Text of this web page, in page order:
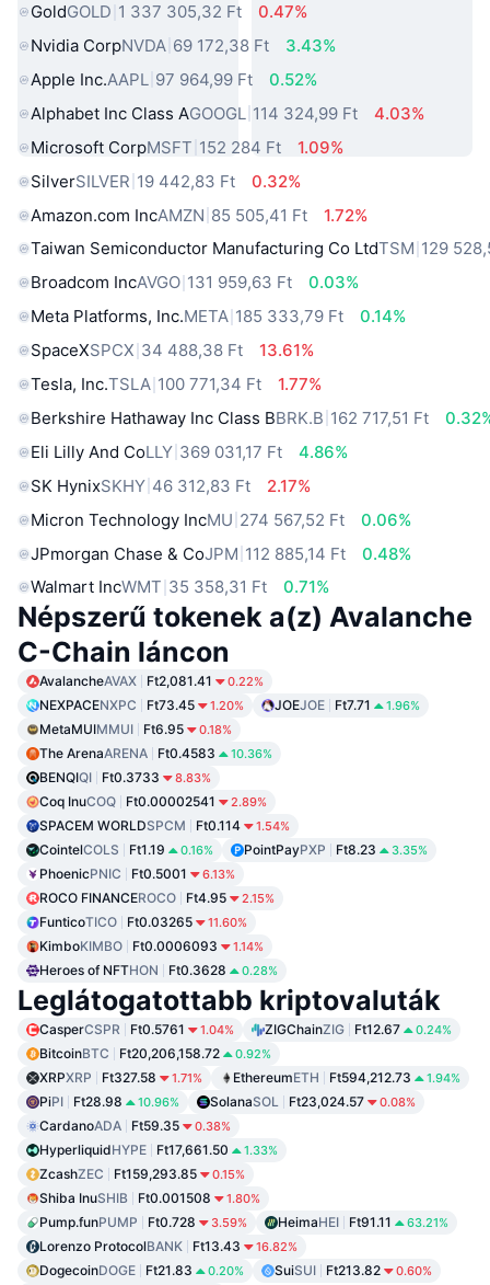
GoldGOLD 1 337 305,32 Ft
0.47%
Nvidia CorpNVDA 69 172,38 Ft
3.43%
Apple Inc.AAPL 97 964,99 Ft
0.52%
Alphabet Inc Class AGOOGL 114 324,99 Ft
4.03%
Microsoft CorpMSFT 152 284 Ft
1.09%
SilverSILVER 19 442,83 Ft
0.32%
Amazon.com IncAMZN 85 505,41 Ft
1.72%
Taiwan Semiconductor Manufacturing Co LtdTSM 129
Broadcom IncAVGO 131 959,63 Ft
0.03%
Meta Platforms, Inc.META 185 333,79 Ft
0.14%
SpaceXSPCX 34 488,38 Ft
13.61%
Tesla, Inc.TSLA 100 771,34 Ft
1.77%
Berkshire Hathaway Inc Class BBRK.B 162 717,51 Ft
Eli Lilly And CoLLY 369 031,17 Ft
4.86%
SK HynixSKHY 46 312,83 Ft
2.17%
Micron Technology IncMU 274 567,52 Ft
0.06%
JPmorgan Chase & CoJPM 112 885,14 Ft
0.48%
Walmart IncWMT 35 358,31 Ft 0.71%
Népszerű tokenek a(z) Avalanche
C-Chain láncon
AvalancheAVAX Ft2,081.41 0.22%
NEXPACENXPC Ft73.45 1.20% JOEJOE Ft7.71 1.96%
MetaMUIMMUI Ft6.95 0.18%
The ArenaARENA Ft0.4583 10.36%
BENQIQI Ft0.3733 8.83%
Coq InuCOQ Ft0.00002541 2.89%
SPACEM WORLDSPCM Ft0.114 1.54%
CointelCOLS Ft1.19 0.16% PointPayPXP Ft8.23 3.35%
PhoenicPNIC Ft0.5001 6.13%
ROCO FINANCEROCO Ft4.95 2.15%
FunticoTICO Ft0.03265 11.60%
KimboKIMBO Ft0.0006093 1.14%
Heroes of NFTHON Ft0.3628 0.28%
Leglátogatottabb kriptovaluták
CasperCSPR Ft0.5761 1.04% ZIGChainZIG Ft12.67 0.24%
BitcoinBTC Ft20,206,158.72 0.92%
XRPXRP Ft327.58 1.71% EthereumETH Ft594,212.73 1.94%
PiPI Ft28.98 10.96% SolanaSOL Ft23,024.57 0.08%
CardanoADA Ft59.35 0.38%
HyperliquidHYPE Ft17,661.50 1.33%
ZcashZEC Ft159,293.85 0.15%
Shiba InuSHIB Ft0.001508 1.80%
Pump.funPUMP Ft0.728 3.59% HeimaHEI Ft91.11 63.21%
Lorenzo ProtocolBANK Ft13.43 16.82%
DogecoinDOGE Ft21.83 0.20% SuiSUI Ft213.82 0.60%